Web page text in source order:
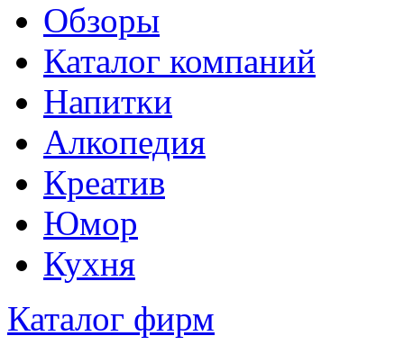
Обзоры
Каталог компаний
Напитки
Алкопедия
Креатив
Юмор
Кухня
Каталог фирм